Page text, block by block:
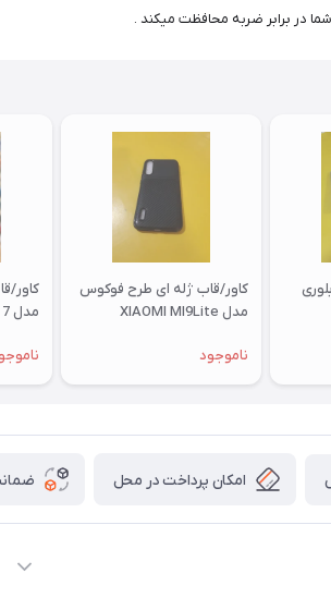
در برابر ضربه محافظت میکند .
کاور/قاب ژله ای طرح فوکوس
مدل XIAOMI MI9Lite
ناموجود
کاور/
مدل XIAOMI RM 7
امکان پرداخت در محل